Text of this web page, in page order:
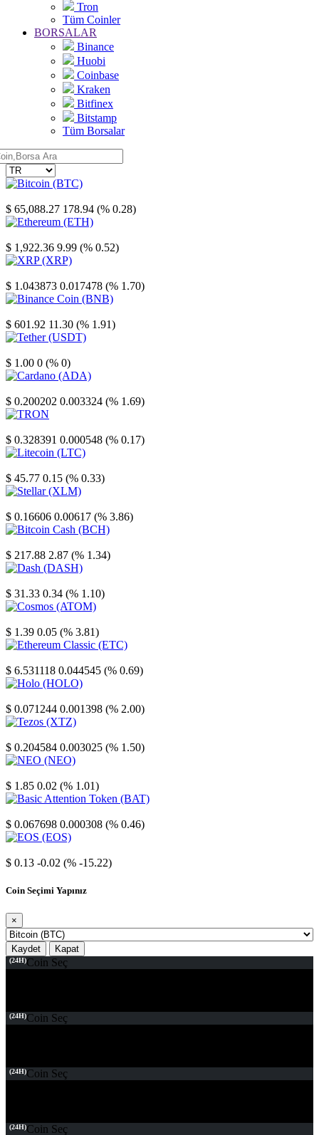
Tron
Tüm Coinler
BORSALAR
Binance
Huobi
Coinbase
Kraken
Bitfinex
Bitstamp
Tüm Borsalar
$ 65,088.27 178.94 (% 0.28)
$ 1,922.36 9.99 (% 0.52)
$ 1.043873 0.017478 (% 1.70)
$ 601.92 11.30 (% 1.91)
$ 1.00 0 (% 0)
$ 0.200202 0.003324 (% 1.69)
$ 0.328391 0.000548 (% 0.17)
$ 45.77 0.15 (% 0.33)
$ 0.16606 0.00617 (% 3.86)
$ 217.88 2.87 (% 1.34)
$ 31.33 0.34 (% 1.10)
$ 1.39 0.05 (% 3.81)
$ 6.531118 0.044545 (% 0.69)
$ 0.071244 0.001398 (% 2.00)
$ 0.204584 0.003025 (% 1.50)
$ 1.85 0.02 (% 1.01)
$ 0.067698 0.000308 (% 0.46)
$ 0.13 -0.02 (% -15.22)
Coin Seçimi Yapınız
×
Kaydet Kapat
(24H)Coin Seç
(24H)Coin Seç
(24H)Coin Seç
(24H)Coin Seç